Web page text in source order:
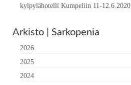
kylpylähotelli Kumpeliin 11-12.6.2020.
Arkisto | Sarkopenia
2026
2025
2024